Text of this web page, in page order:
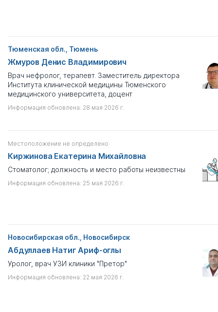
Тюменская обл., Тюмень
Жмуров Денис Владимирович
Врач нефролог, терапевт. Заместитель директора
Института клинической медицины Тюменского
медицинского университета, доцент
Информация обновлена: 28 мая 2026 г.
Местоположение не определено
Киржинова Екатерина Михайловна
Стоматолог; должность и место работы неизвестны
Информация обновлена: 25 мая 2026 г.
Новосибирская обл., Новосибирск
Абдуллаев Натиг Ариф-оглы
Уролог, врач УЗИ клиники "Претор"
Информация обновлена: 22 мая 2026 г.